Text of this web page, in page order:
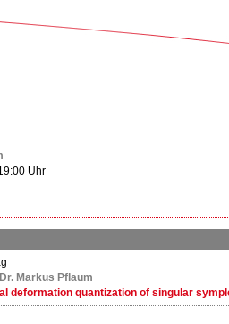
Uhr
Markus Pflaum
deformation quantization of singular